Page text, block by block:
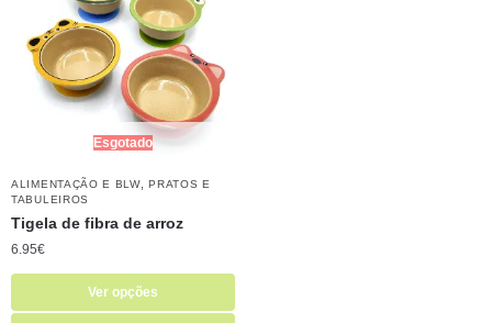
Esgotado
ALIMENTAÇÃO E BLW,PRATOS E
TABULEIROS
Tigela de fibra de arroz
6.95€
Ver opções